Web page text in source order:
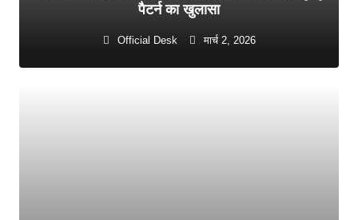
पैटर्न का खुलासा
Official Desk मार्च 2, 2026